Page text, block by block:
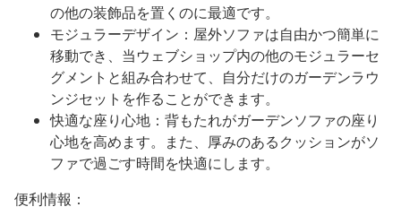
の他の装飾品を置くのに最適です。
モジュラーデザイン：屋外ソファは自由かつ簡単に
移動でき、当ウェブショップ内の他のモジュラーセ
グメントと組み合わせて、自分だけのガーデンラウ
ンジセットを作ることができます。
快適な座り心地：背もたれがガーデンソファの座り
心地を高めます。また、厚みのあるクッションがソ
ファで過ごす時間を快適にします。
便利情報：